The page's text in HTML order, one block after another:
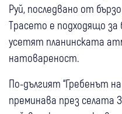
Руй, последвано от
Трасето е подходящо
усетят планинската
натовареност.
По-дългият “Гребенът
преминава през селата